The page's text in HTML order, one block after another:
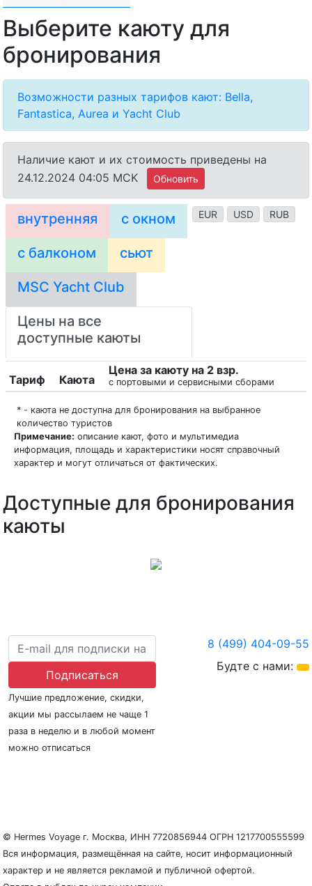
Выберите каюту для
бронирования
Возможности разных тарифов кают: Bella,
Fantastica, Aurea и Yacht Club
Наличие кают и их стоимость приведены на
24.12.2024 04:05 MCK
Обновить
EUR USD RUB
внутренняя с окном
с балконом сьют
MSC Yacht Club
Цены на все
доступные каюты
Тариф Каюта
Цена за каюту на 2 взр.
с портовыми и сервисными сборами
* - каюта не доступна для бронирования на выбранное
количество туристов
Примечание: описание кают, фото и мультимедиа
информация, площадь и характеристики носят справочный
характер и могут отличаться от фактических.
Доступные для бронирования
каюты
© Hermes Voyage г. Москва, ИНН 7720856944 ОГРН 1217700555599
Вся информация, размещённая на сайте, носит информационный
характер и не является рекламой и публичной офертой.
Подписаться
Лучшие предложение, скидки,
акции мы рассылаем не чаще 1
раза в неделю и в любой момент
можно отписаться
8 (499) 404-09-55
Будте с нами: